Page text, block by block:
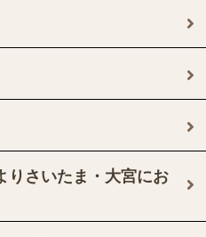
りさいたま・大宮にお